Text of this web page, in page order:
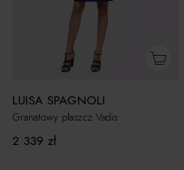
LUISA SPAGNOLI
Granatowy płaszcz Vadis
2 339 zł